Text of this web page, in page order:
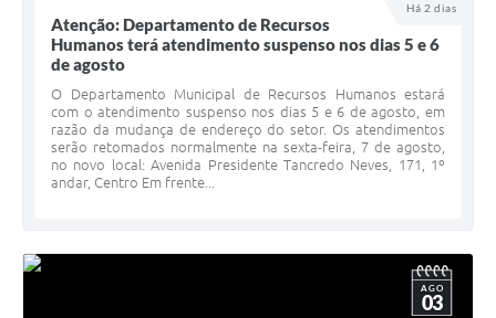
Há 2 dias
Atenção: Departamento de Recursos
Humanos terá atendimento suspenso nos dias 5 e 6
de agosto
O Departamento Municipal de Recursos Humanos estará
com o atendimento suspenso nos dias 5 e 6 de agosto, em
razão da mudança de endereço do setor. Os atendimentos
serão retomados normalmente na sexta-feira, 7 de agosto,
no novo local: Avenida Presidente Tancredo Neves, 171, 1º
andar, Centro Em frente...
AGO
03